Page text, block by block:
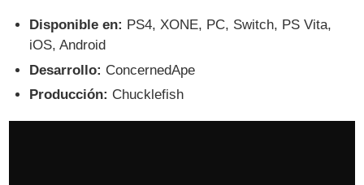
Disponible en: PS4, XONE, PC, Switch, PS Vita,
iOS, Android
Desarrollo: ConcernedApe
Producción: Chucklefish